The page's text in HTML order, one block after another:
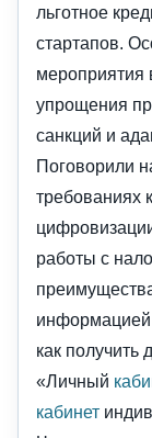
льготное
стартапов.
мероприятия
упрощения
санкций и
Поговорили
требованиях
работы с
информацией
как получить
«Личный
кабинет